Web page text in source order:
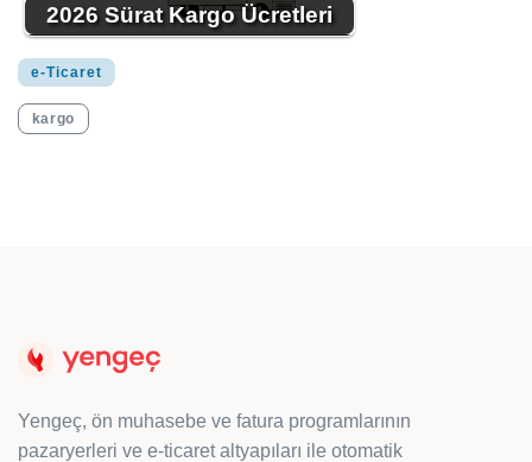
2026 Sürat Kargo Ücretleri
e-Ticaret
kargo
Yengeç, ön muhasebe ve fatura programlarının
pazaryerleri ve e-ticaret altyapıları ile otomatik